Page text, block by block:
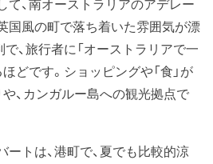
て、南オーストラリアのアデレー
国風の町で落ち着いた雰囲気が漂
、旅行者に「オーストラリアで一
どです。ショッピングや「食」が
、カンガルー島への観光拠点で
トは、港町で、夏でも比較的涼